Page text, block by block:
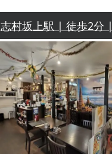
志村坂上駅 | 徒歩2分